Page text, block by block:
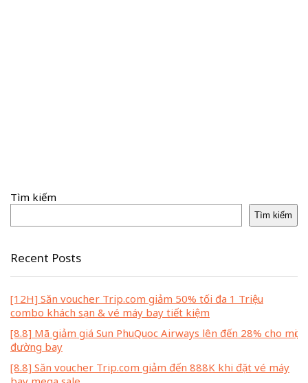
Tìm kiếm
Tìm kiếm
Recent Posts
[12H] Săn voucher Trip.com giảm 50% tối đa 1 Triệu
combo khách sạn & vé máy bay tiết kiệm
[8.8] Mã giảm giá Sun PhuQuoc Airways lên đến 28% cho mọi
đường bay
[8.8] Săn voucher Trip.com giảm đến 888K khi đặt vé máy